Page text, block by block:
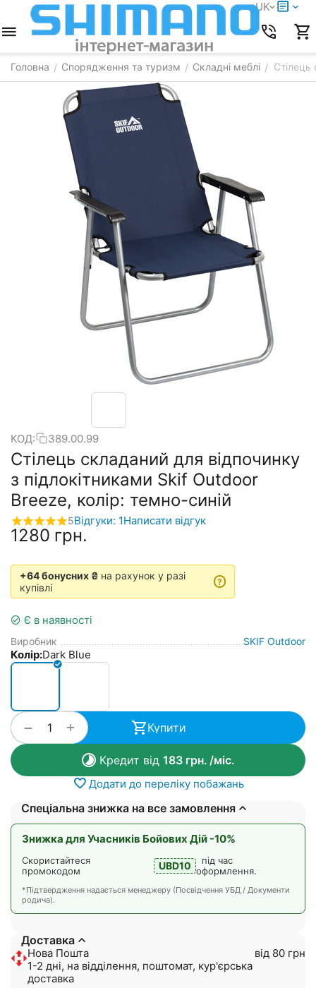
UK
Головна / Спорядження та туризм / Складні меблі / Стілець
КОД: 389.00.99
Стілець складаний для відпочинку
з підлокітниками Skif Outdoor
Breeze, колір: темно-синій
5Відгуки: 1Написати відгук
‍1280‍ грн.
+64 бонусних ₴ на рахунок у разі
купівлі
?
Є в наявності
Виробник SKIF Outdoor
Колір:Dark Blue
+
− Купити
Кредит від 183грн. /міс.
Додати до переліку побажань
Спеціальна знижка на все замовлення
Знижка для Учасників Бойових Дій -10%
Скористайтеся
промокодом
UBD10
під час
оформлення.
*Підтвердження надається менеджеру (Посвідчення УБД / Документи
родича).
Доставка
Нова Пошта
1-2 дні, на відділення, поштомат, кур'єрська
доставка
від 80 грн